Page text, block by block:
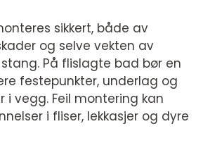
sikkert, både av
og selve vekten av
På flislagte bad bør en
festepunkter, underlag og
i vegg. Feil montering kan
i fliser, lekkasjer og dyre